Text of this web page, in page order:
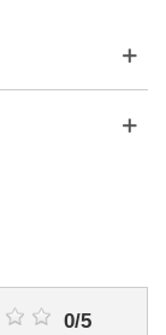
0/5